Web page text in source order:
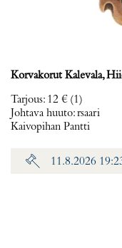
Korvakorut Kalevala,
Tarjous: 12 € (1)
Johtava huuto:rsaari
Kaivopihan Pantti
11.8.2026